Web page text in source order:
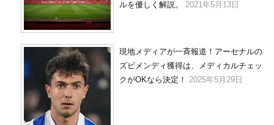
ルを優しく解説。
2021年5月13日
現地メディアが一斉報道！アーセナルの
ズビメンディ獲得は、メディカルチェッ
クがOKなら決定！ 2025年5月29日